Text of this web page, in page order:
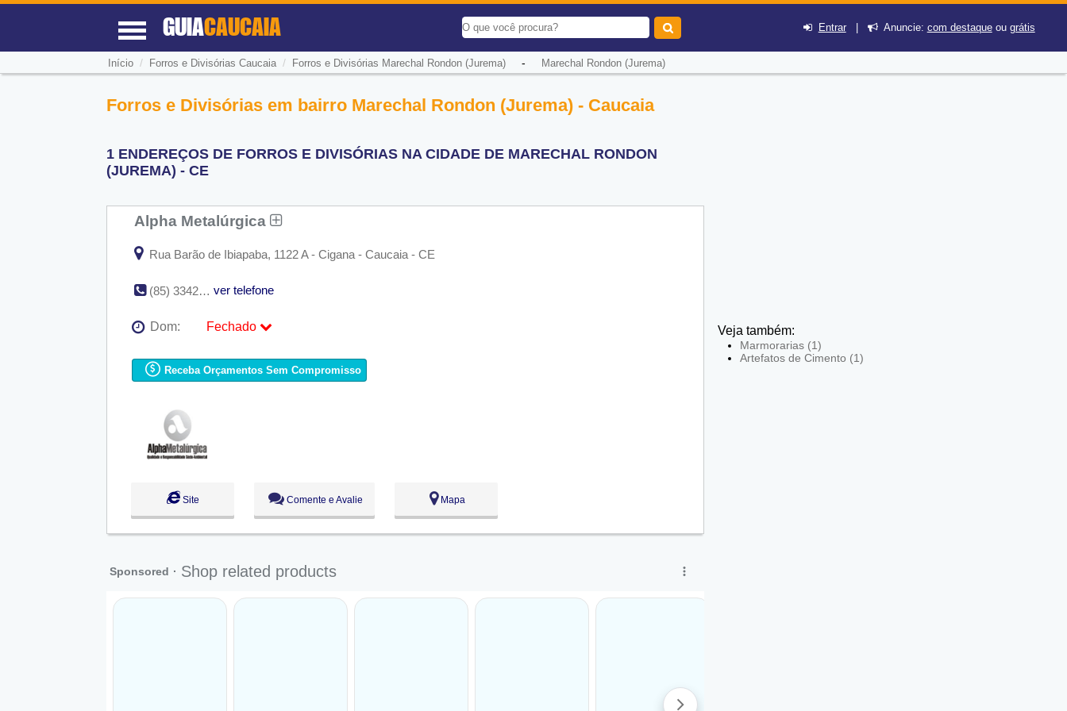
GUIACAUCAIA Entrar| Anuncie: com destaqueou grátis
Início / Forros e Divisórias Caucaia/ Forros e Divisórias Marechal Rondon (Jurema)- Marechal Rondon (Jurema)
Forros e Divisórias em bairro Marechal Rondon (Jurema) - Caucaia
1 ENDEREÇOS DE FORROS E DIVISÓRIAS NA CIDADE DE MARECHAL RONDON
(JUREMA) - CE
Alpha Metalúrgica
Rua Barão de Ibiapaba, 1122 A - Cigana - Caucaia - CE
(85) 3342-1414 ver telefone
Dom:
Fechado
Ter:
09:00 - 18:00
Qua:
09:00 - 18:00
Fechado
Fechado
Receba Orçamentos Sem Compromisso
Site Comente e Avalie Mapa
Veja também:
Marmorarias (1)
Artefatos de Cimento (1)